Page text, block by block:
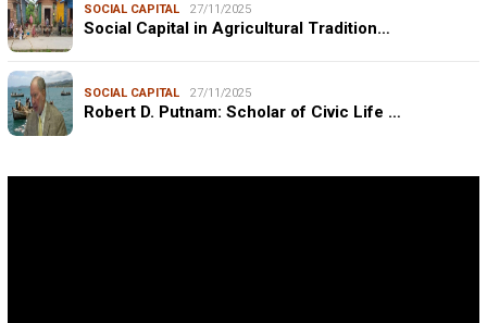
SOCIAL CAPITAL 27/11/2025
Social Capital in Agricultural Tradition…
SOCIAL CAPITAL 27/11/2025
Robert D. Putnam: Scholar of Civic Life …